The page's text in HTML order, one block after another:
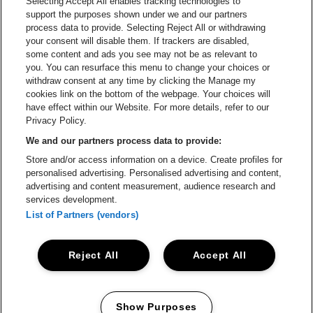
Ga naar de website van Coca-Cola
Ga naar de website van
Ga naar
Ga naar de website van Champagne
Ga naar de website
Ga naar de website van Het
Ga naar de
Lotto Arena is een deel vanbe•at
Lotto Arena
Be-At Venues
Schijnpoortweg 119, 2170 Antwerpen
BTW (BE) 0461.051.688 - RPR Antwerpen
BNP Paribas Fortis - IBAN: BE93 2200 4925 0067 - BIC:
GEBABEBB
ProclaimerCookiesManage my cookiesPrivacy
support the purposes shown under we and our partners
process data to provide. Selecting Reject All or withdrawing
your consent will disable them. If trackers are disabled,
some content and ads you see may not be as relevant to
you. You can resurface this menu to change your choices or
withdraw consent at any time by clicking the Manage my
cookies link on the bottom of the webpage. Your choices will
have effect within our Website. For more details, refer to our
Privacy Policy.
We and our partners process data to provide:
Store and/or access information on a device. Create profiles for
personalised advertising. Personalised advertising and content,
advertising and content measurement, audience research and
services development.
List of Partners (vendors)
Accept All
Reject All
Show Purposes